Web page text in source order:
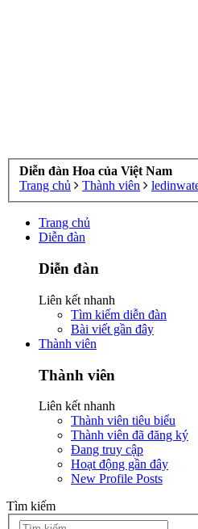
Diễn đàn Hoa của Việt Nam
Trang chủ
Thành viên
Trang chủ
Diễn đàn
Diễn đàn
Liên kết nhanh
Tìm kiếm diễn đàn
Bài viết gần đây
Thành viên
Thành viên
Liên kết nhanh
Thành viên tiêu biểu
Thành viên đã đăng ký
Đang truy cập
Hoạt động gần đây
New Profile Posts
Tìm kiếm